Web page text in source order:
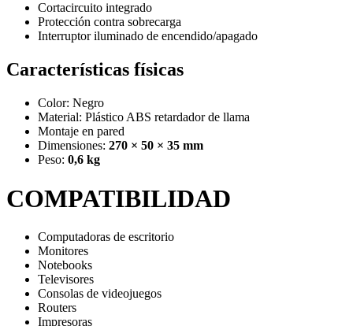
Cortacircuito integrado
Protección contra sobrecarga
Interruptor iluminado de encendido/apagado
Características físicas
Color: Negro
Material: Plástico ABS retardador de llama
Montaje en pared
Dimensiones: 270 × 50 × 35 mm
Peso: 0,6 kg
COMPATIBILIDAD
Computadoras de escritorio
Monitores
Notebooks
Televisores
Consolas de videojuegos
Routers
Impresoras